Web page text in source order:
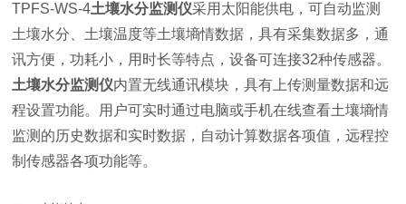
TPFS-WS-4土壤水分监测仪采用太阳能供电，可自动监测
土壤水分、土壤温度等土壤墒情数据，具有采集数据多，通
讯方便，功耗小，用时长等特点，设备可连接32种传感器。
土壤水分监测仪内置无线通讯模块，具有上传测量数据和远
程设置功能。用户可实时通过电脑或手机在线查看土壤墒情
监测的历史数据和实时数据，自动计算数据各项值，远程控
制传感器各项功能等。